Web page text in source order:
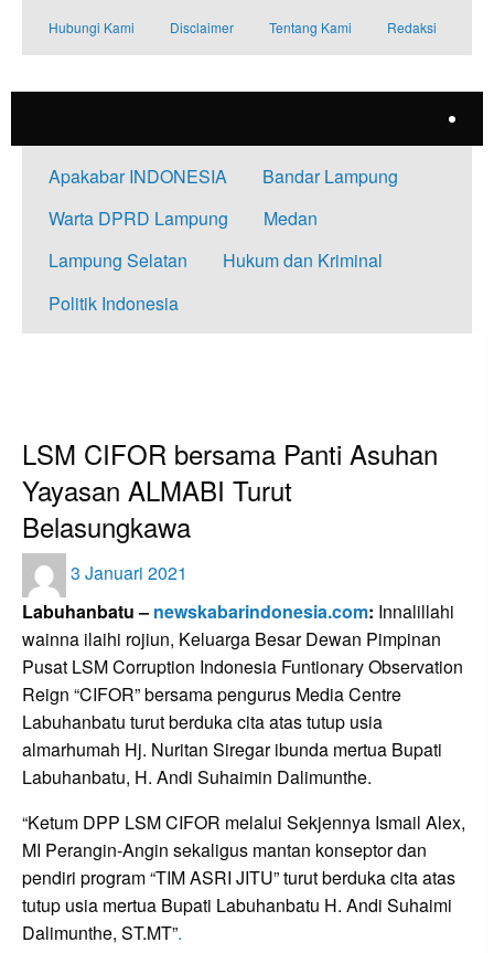
Hubungi Kami Disclaimer Tentang Kami Redaksi
Apakabar INDONESIA
Bandar Lampung
Warta DPRD Lampung
Medan
Lampung Selatan
Hukum dan Kriminal
Politik Indonesia
LSM CIFOR bersama Panti Asuhan
Yayasan ALMABI Turut
Belasungkawa
Posted
3 Januari 2021
Labuhanbatu – newskabarindonesia.com: Innalillahi
wainna ilaihi rojiun, Keluarga Besar Dewan Pimpinan
Pusat LSM Corruption Indonesia Funtionary Observation
Reign “CIFOR” bersama pengurus Media Centre
Labuhanbatu turut berduka cita atas tutup usia
almarhumah Hj. Nuritan Siregar ibunda mertua Bupati
Labuhanbatu, H. Andi Suhaimin Dalimunthe.
“Ketum DPP LSM CIFOR melalui Sekjennya Ismail Alex,
MI Perangin-Angin sekaligus mantan konseptor dan
pendiri program “TIM ASRI JITU” turut berduka cita atas
tutup usia mertua Bupati Labuhanbatu H. Andi Suhaimi
Dalimunthe, ST.MT”.